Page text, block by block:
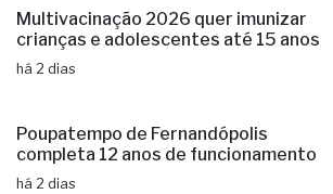
Multivacinação 2026 quer imunizar
crianças e adolescentes até 15 anos
há 2 dias
Poupatempo de Fernandópolis
completa 12 anos de funcionamento
há 2 dias